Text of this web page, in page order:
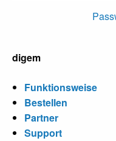
digem
Funktionsweise
Bestellen
Partner
Support